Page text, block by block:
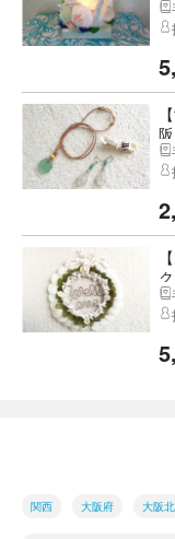
関西 大阪府 大阪